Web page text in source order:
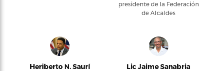
presidente de la Federación
de Alcaldes
Heriberto N. Saurí Lic Jaime Sanabria